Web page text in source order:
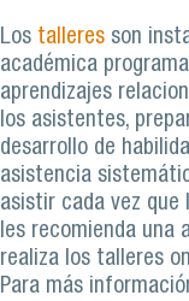
Los talleres son
académica
aprendizajes
los asistentes,
desarrollo de
asistencia
asistir cada vez que
les recomienda una
realiza los talleres
Para más